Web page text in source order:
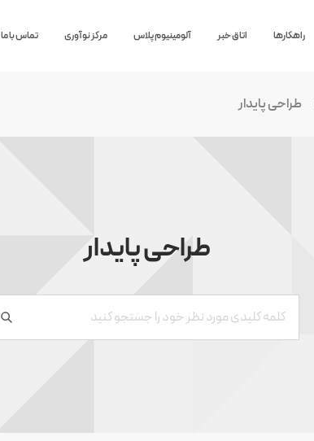
راهکارها اتاق خبر آلومینیوم پلاس مرکز نوآوری تماس با ما
طراحی پایدار
طراحی پایدار